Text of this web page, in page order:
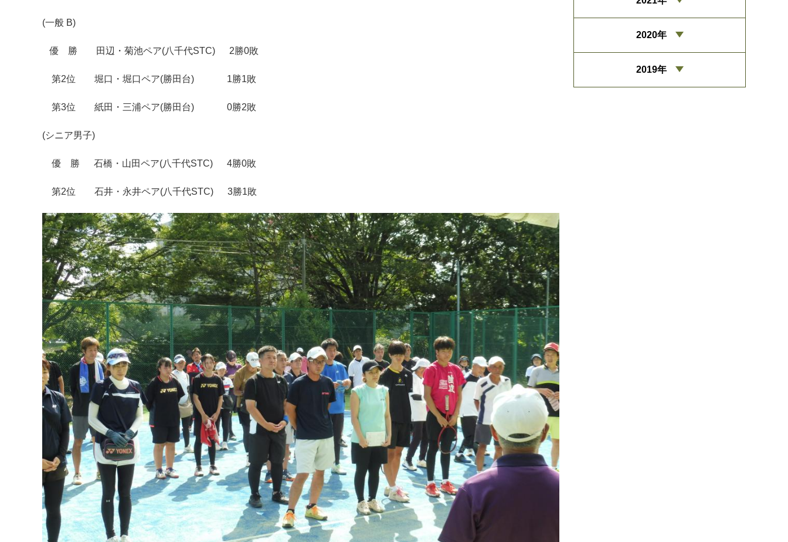
(一般 B)
優 勝 田辺・菊池ペア(八千代STC) 2勝0敗
第2位 堀口・堀口ペア(勝田台) 1勝1敗
第3位 紙田・三浦ペア(勝田台) 0勝2敗
(シニア男子)
優 勝 石橋・山田ペア(八千代STC) 4勝0敗
第2位 石井・永井ペア(八千代STC) 3勝1敗
2020年
2019年